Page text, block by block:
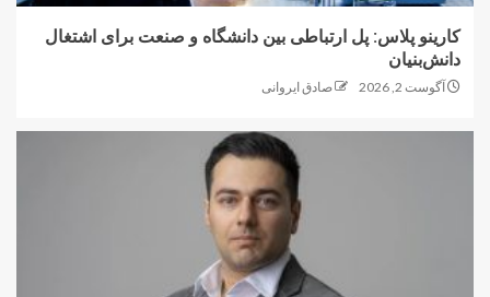
کارینو پلاس: پل ارتباطی بین دانشگاه و صنعت برای اشتغال
دانش‌بنیان
آگوست 2, 2026 صادق ایروانی